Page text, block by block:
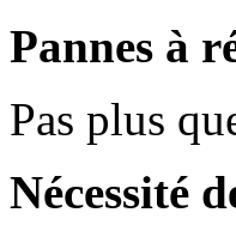
Pannes à
Pas plus
Nécessité